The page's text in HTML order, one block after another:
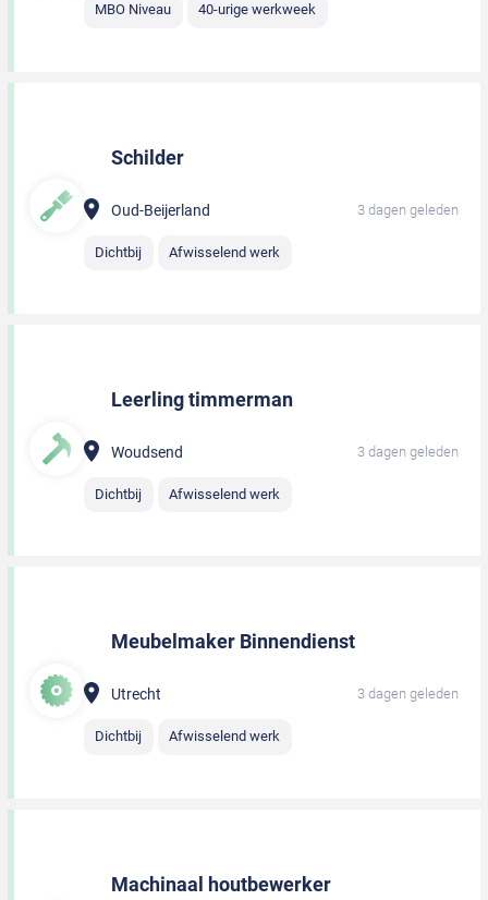
MBO Niveau 40-urige werkweek
Schilder
Oud-Beijerland 3 dagen geleden
Dichtbij Afwisselend werk
Leerling timmerman
Woudsend 3 dagen geleden
Dichtbij Afwisselend werk
Meubelmaker Binnendienst
Utrecht 3 dagen geleden
Dichtbij Afwisselend werk
Machinaal houtbewerker